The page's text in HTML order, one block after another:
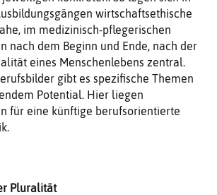
wirtschaftsethische
im medizinisch-pflegerischen
nach dem Beginn und Ende, nach der
eines Menschenlebens zentral.
gibt es spezifische Themen
Potential. Hier liegen
für eine künftige berufsorientierte
Pluralität